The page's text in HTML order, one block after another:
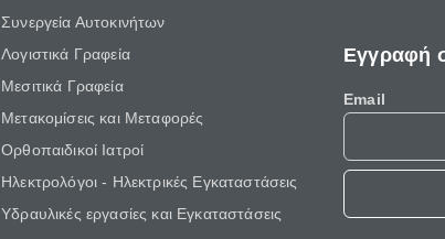
Συνεργεία Αυτοκινήτων
Λογιστικά Γραφεία
Μεσιτικά Γραφεία
Μετακομίσεις και Μεταφορές
Ορθοπαιδικοί Ιατροί
Ηλεκτρολόγοι - Ηλεκτρικές Εγκαταστάσεις
Υδραυλικές εργασίες και Εγκαταστάσεις
Εγγραφή
Email